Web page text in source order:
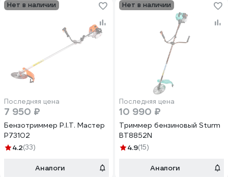
Нет в наличии
Последняя цена
7 950 ₽
Бензотриммер P.I.T. Мастер
P73102
4.2(33)
Аналоги
Нет в наличии
Последняя цена
10 990 ₽
Триммер бензиновый Sturm
BT8852N
4.9(15)
Аналоги